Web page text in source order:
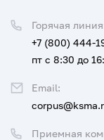
Приемная
Горячая
+7 (800) 444-
пт с 8:30 до
Email: